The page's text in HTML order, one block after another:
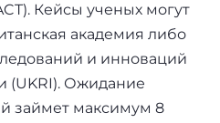
Кейсы ученых могут
академия либо
и инноваций
(UKRI). Ожидание
займет максимум 8